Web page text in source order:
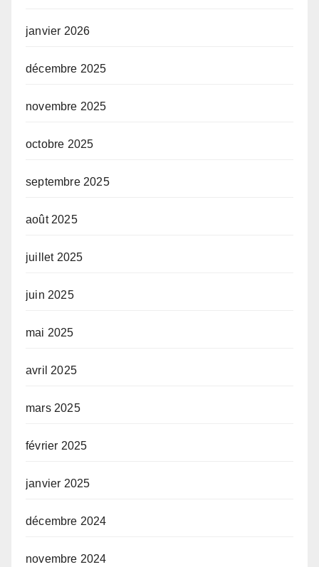
janvier 2026
décembre 2025
novembre 2025
octobre 2025
septembre 2025
août 2025
juillet 2025
juin 2025
mai 2025
avril 2025
mars 2025
février 2025
janvier 2025
décembre 2024
novembre 2024